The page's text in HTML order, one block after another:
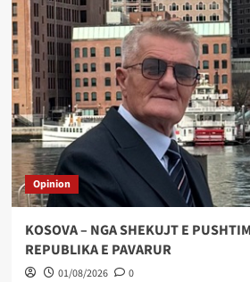
Opinion
KOSOVA – NGA SHEKUJT E
REPUBLIKA E PAVARUR
01/08/2026 0